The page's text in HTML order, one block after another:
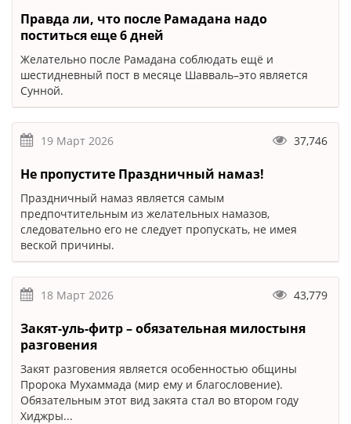
Правда ли, что после Рамадана надо
поститься еще 6 дней
Желательно после Рамадана соблюдать ещё и
шестидневный пост в месяце Шавваль–это является
Сунной.
19 Март 2026 37,746
Не пропустите Праздничный намаз!
Праздничный намаз является самым
предпочтительным из желательных намазов,
следовательно его не следует пропускать, не имея
веской причины.
18 Март 2026 43,779
Закят-уль-фитр – обязательная милостыня
разговения
Закят разговения является особенностью общины
Пророка Мухаммада (мир ему и благословение).
Обязательным этот вид закята стал во втором году
Хиджры...